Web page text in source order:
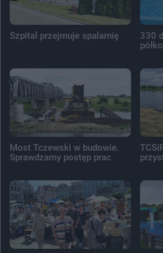
Szpital przejmuje spalarnię
330
Most Tczewski w budowie.
Sprawdzamy postęp prac